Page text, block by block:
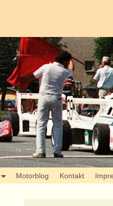
Motorblog Kontakt